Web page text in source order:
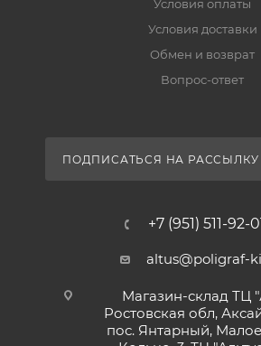
Условия оплаты
Условия доставки
Обмен и возврат
Вопрос-ответ
ПОДПИСАТЬСЯ НА РАССЫЛКУ
+7 (951) 511-92-
altus@poligraf-
Магазин-склад ТЦ
Ростовская обл,
пос. Янтарный,